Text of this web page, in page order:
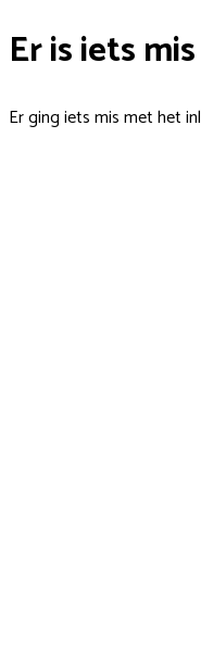
Er is iets
Er ging iets mis met het